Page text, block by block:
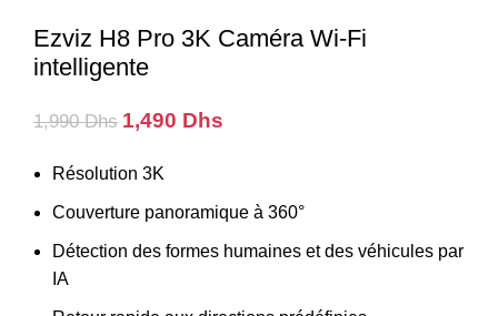
Ezviz H8 Pro 3K Caméra Wi-Fi
intelligente
1,990Dhs Le
initial
1,990 Dhs.
1,490 Dhs
1,490 Dhs.
Résolution 3K
Couverture panoramique à 360°
Détection des formes humaines et des véhicules par
IA